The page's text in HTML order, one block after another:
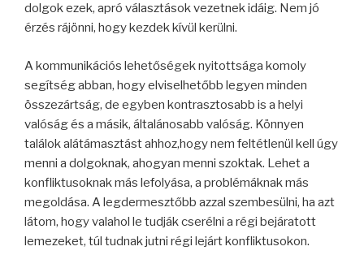
dolgok ezek, apró választások vezetnek idáig. Nem jó
érzés rájönni, hogy kezdek kívül kerülni.
A kommunikációs lehetőségek nyitottsága komoly
segítség abban, hogy elviselhetőbb legyen minden
összezártság, de egyben kontrasztosabb is a helyi
valóság és a másik, általánosabb valóság. Könnyen
találok alátámasztást ahhoz,hogy nem feltétlenül kell úgy
menni a dolgoknak, ahogyan menni szoktak. Lehet a
konfliktusoknak más lefolyása, a problémáknak más
megoldása. A legdermesztőbb azzal szembesülni, ha azt
látom, hogy valahol le tudják cserélni a régi bejáratott
lemezeket, túl tudnak jutni régi lejárt konfliktusokon.